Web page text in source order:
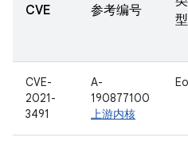
CVE 参考编号
型
CVE-
2021-
3491
A-
190877100
上游内核